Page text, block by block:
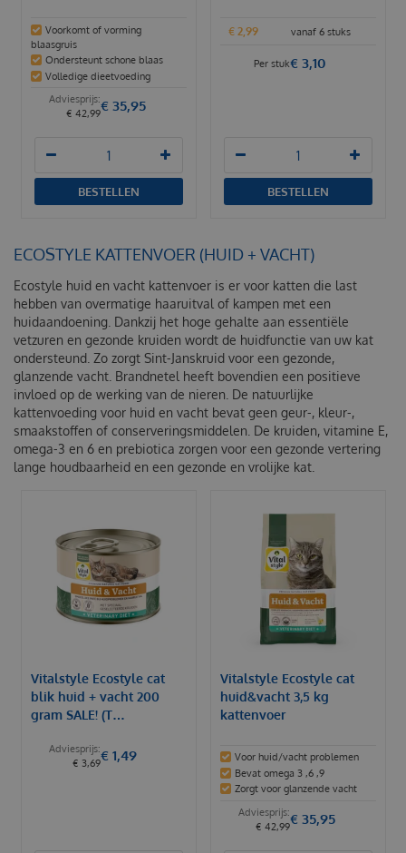
Voorkomt of vorming
blaasgruis
Ondersteunt schone blaas
Volledige dieetvoeding
€ 42,99€ 35,95
BESTELLEN
vanaf 6 stuks
€ 2, 99
€ 3,10
Per stuk
BESTELLEN
ECOSTYLE KATTENVOER (HUID + VACHT)
Ecostyle huid en vacht kattenvoer is er voor katten die last
hebben van overmatige haaruitval of kampen met een
huidaandoening. Dankzij het hoge gehalte aan essentiële
vetzuren en gezonde kruiden wordt de huidfunctie van uw kat
ondersteund. Zo zorgt Sint-Janskruid voor een gezonde,
glanzende vacht. Brandnetel heeft bovendien een positieve
invloed op de werking van de nieren. De natuurlijke
kattenvoeding voor huid en vacht bevat geen geur-, kleur-,
smaakstoffen of conserveringsmiddelen. De kruiden, vitamine E,
omega-3 en 6 en prebiotica zorgen voor een gezonde vertering
lange houdbaarheid en een gezonde en vrolijke kat.
Vitalstyle Ecostyle cat
blik huid + vacht 200
gram SALE! (T…
€ 3,69€ 1,49
Vitalstyle Ecostyle cat
huid&vacht 3,5 kg
kattenvoer
Voor huid/vacht problemen
Bevat omega 3 ,6 ,9
Zorgt voor glanzende vacht
€ 42,99€ 35,95